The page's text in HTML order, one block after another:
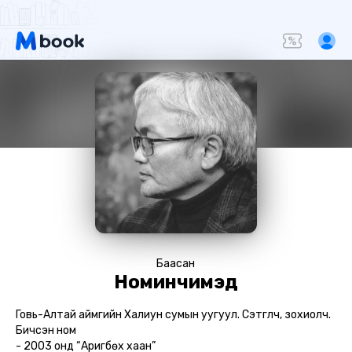
Баасан
Номинчимэд
Говь-Алтай аймгийн Халиун сумын уугуул. Сэтгүүлч, зохиолч.
Бичсэн ном
- 2003 онд “Аригбөх хаан”